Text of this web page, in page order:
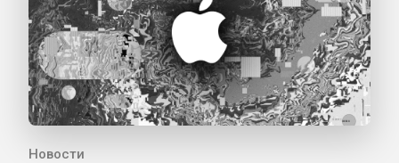
Новости